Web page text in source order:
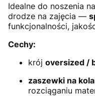
Idealne do noszenia
drodze na zajęcia —
funkcjonalności,
Cechy:
krój oversized /
zaszewki na
rozciąganiu